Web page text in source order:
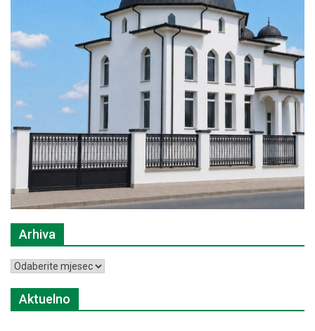
Arhiva
Arhiva
Aktuelno